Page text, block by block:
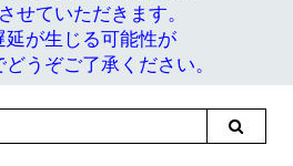
せていただきます。
延が生じる可能性が
うぞご了承ください。